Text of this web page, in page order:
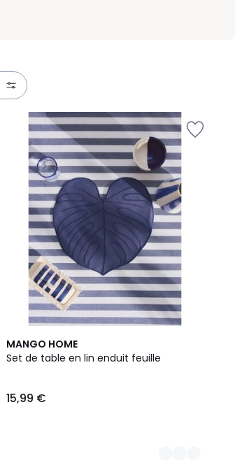
MANGO HOME
Set de table en lin enduit feuille
15,99 €
2
Couleurs